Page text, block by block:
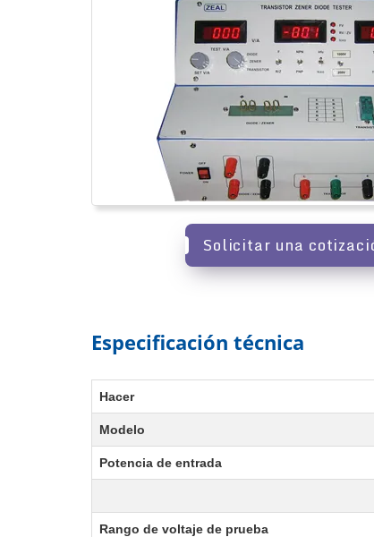
Solicitar una
Especificación técnica
Hacer
Modelo
Potencia de entrada
Rango de voltaje de prueba